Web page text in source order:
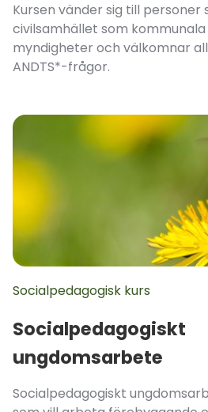
Kursen vänder sig till personer
civilsamhället som
myndigheter och välkomnar
ANDTS*-frågor.
Socialpedagogisk kurs
Socialpedagogiskt
ungdomsarbete
Socialpedagogiskt